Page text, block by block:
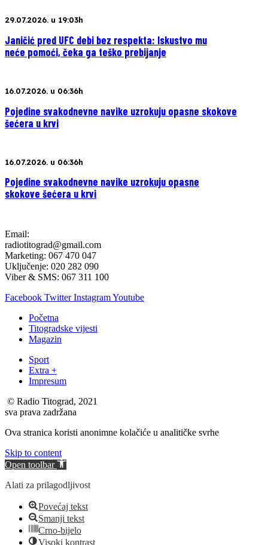
29.07.2026. u 19:03h
Janičić pred UFC debi bez respekta: Iskustvo mu
neće pomoći, čeka ga teško prebijanje
16.07.2026. u 06:36h
Pojedine svakodnevne navike uzrokuju opasne skokove
šećera u krvi
16.07.2026. u 06:36h
Pojedine svakodnevne navike uzrokuju opasne
skokove šećera u krvi
Email:
radiotitograd@gmail.com
Marketing: 067 470 047
Uključenje: 020 282 090
Viber & SMS: 067 311 100
Facebook Twitter InstagramYoutube
Početna
Titogradske vijesti
Magazin
Sport
Extra +
Impresum
© Radio Titograd, 2021
sva prava zadržana
Ova stranica koristi anonimne kolačiće u analitičke svrhe
Skip to content
Open toolbar
Alati za prilagodljivost
Povećaj tekst
Smanji tekst
Crno-bijelo
Visoki kontrast